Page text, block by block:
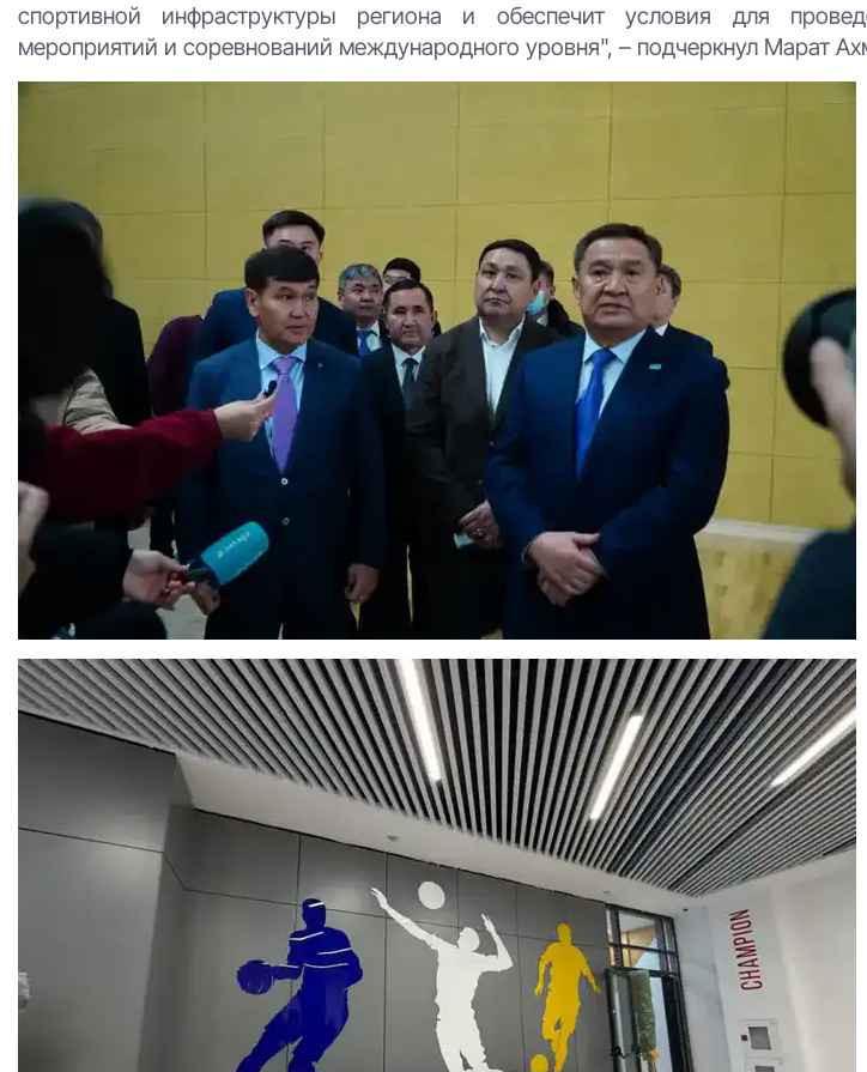
спортивной инфраструктуры региона и обеспечит условия для
мероприятий и соревнований международного уровня", – подчеркнул Марат